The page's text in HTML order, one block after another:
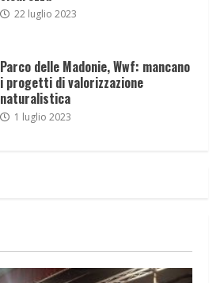
22 luglio 2023
Parco delle Madonie, Wwf: mancano
i progetti di valorizzazione
naturalistica
1 luglio 2023